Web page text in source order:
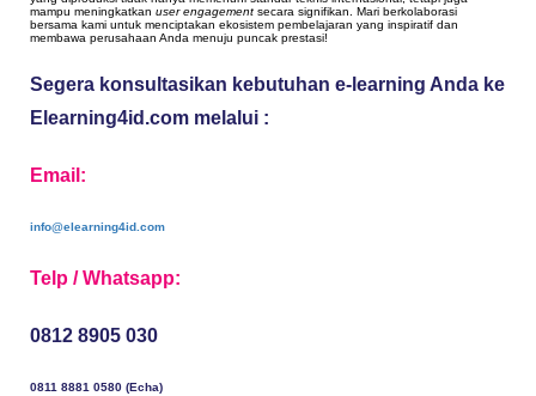
mampu meningkatkan user engagement secara signifikan. Mari berkolaborasi
bersama kami untuk menciptakan ekosistem pembelajaran yang inspiratif dan
membawa perusahaan Anda menuju puncak prestasi!
Segera konsultasikan kebutuhan e-learning Anda ke
Elearning4id.com melalui :
Email:
info@elearning4id.com
Telp / Whatsapp:
0812 8905 030
0811 8881 0580 (Echa)